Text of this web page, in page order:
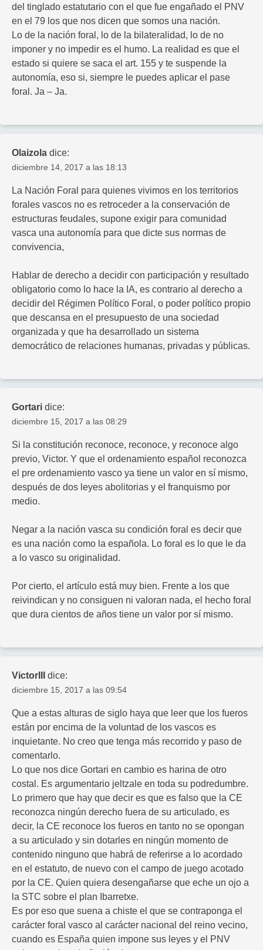
del tinglado estatutario con el que fue engañado el PNV
en el 79 los que nos dicen que somos una nación.
Lo de la nación foral, lo de la bilateralidad, lo de no
imponer y no impedir es el humo. La realidad es que el
estado si quiere se saca el art. 155 y te suspende la
autonomía, eso si, siempre le puedes aplicar el pase
foral. Ja – Ja.
Olaizola dice:
diciembre 14, 2017 a las 18:13
La Nación Foral para quienes vivimos en los territorios
forales vascos no es retroceder a la conservación de
estructuras feudales, supone exigir para comunidad
vasca una autonomía para que dicte sus normas de
convivencia,
Hablar de derecho a decidir con participación y resultado
obligatorio como lo hace la IA, es contrario al derecho a
decidir del Régimen Político Foral, o poder político propio
que descansa en el presupuesto de una sociedad
organizada y que ha desarrollado un sistema
democrático de relaciones humanas, privadas y públicas.
Gortari dice:
diciembre 15, 2017 a las 08:29
Si la constitución reconoce, reconoce, y reconoce algo
previo, Victor. Y que el ordenamiento español reconozca
el pre ordenamiento vasco ya tiene un valor en sí mismo,
después de dos leyes abolitorias y el franquismo por
medio.
Negar a la nación vasca su condición foral es decir que
es una nación como la española. Lo foral es lo que le da
a lo vasco su originalidad.
Por cierto, el artículo está muy bien. Frente a los que
reivindican y no consiguen ni valoran nada, el hecho foral
que dura cientos de años tiene un valor por sí mismo.
VictorIII dice:
diciembre 15, 2017 a las 09:54
Que a estas alturas de siglo haya que leer que los fueros
están por encima de la voluntad de los vascos es
inquietante. No creo que tenga más recorrido y paso de
comentarlo.
Lo que nos dice Gortari en cambio es harina de otro
costal. Es argumentario jeltzale en toda su podredumbre.
Lo primero que hay que decir es que es falso que la CE
reconozca ningún derecho fuera de su articulado, es
decir, la CE reconoce los fueros en tanto no se opongan
a su articulado y sin dotarles en ningún momento de
contenido ninguno que habrá de referirse a lo acordado
en el estatuto, de nuevo con el campo de juego acotado
por la CE. Quien quiera desengañarse que eche un ojo a
la STC sobre el plan Ibarretxe.
Es por eso que suena a chiste el que se contraponga el
carácter foral vasco al carácter nacional del reino vecino,
cuando es España quien impone sus leyes y el PNV